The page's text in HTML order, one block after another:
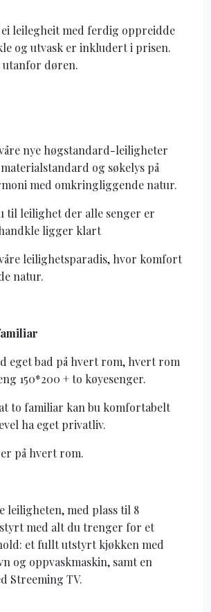
leilegheit med ferdig oppreidde
og utvask er inkludert i prisen.
døren.
nye høgstandard-leiligheter
og søkelys på
med omkringliggende natur.
til leilighet der alle senger er
ligger klart
leilighetsparadis, hvor komfort
natur.
eget bad på hvert rom, hvert rom
150*200 + to køyesenger.
to familiar kan bu komfortabelt
ha eget privatliv.
på hvert rom.
leiligheten, med plass til 8
med alt du trenger for et
et fullt utstyrt kjøkken med
og oppvaskmaskin, samt en
Streeming TV.